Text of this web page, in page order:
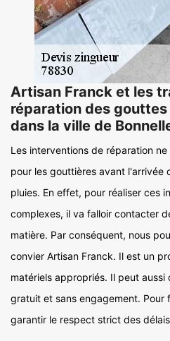
Artisan Franck et les
réparation des
dans la ville de
Les interventions de réparation
pour les gouttières avant l'arrivée
pluies. En effet, pour réaliser ces
complexes, il va falloir contacter
matière. Par conséquent, nous
convier Artisan Franck. Il est un
matériels appropriés. Il peut
gratuit et sans engagement. Pour
garantir le respect strict des